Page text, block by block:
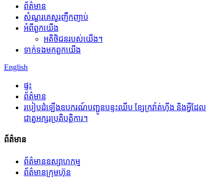
ព័ត៌មាន
សំណួរគេសួរញឹកញាប់
អំពី​ពួក​យើង
អតិថិជនរបស់យើង។
ទាក់ទង​មក​ពួក​យើង
English
ផ្ទះ
ព័ត៌មាន
របៀបដំឡើងឧបករណ៍បញ្ជូនបន្ទះឈីប ខ្សែក្រវ៉ាត់ហ៊ីង និងអ្វីដែល
ជាតួអក្សរប្រតិបត្តិការ។
ព័ត៌មាន
ព័ត៌មានឧស្សាហកម្ម
ព័ត៌មានក្រុមហ៊ុន